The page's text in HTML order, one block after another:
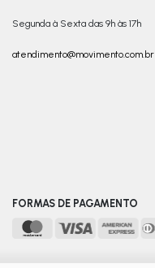
Segunda à Sexta das 9h às 17h
atendimento@movimento.com.br
FORMAS DE PAGAMENTO